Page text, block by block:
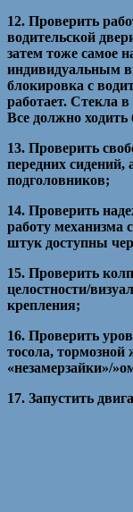
12. Проверить
водительской
затем тоже самое
индивидуальным
блокировка с
работает. Стекла
Все должно ходить
13. Проверить
передних
подголовников;
14. Проверить
работу механизма
штук доступны
15. Проверить
целостности/
крепления;
16. Проверить
тосола, тормозной
«незамерзайки»/
17. Запустить